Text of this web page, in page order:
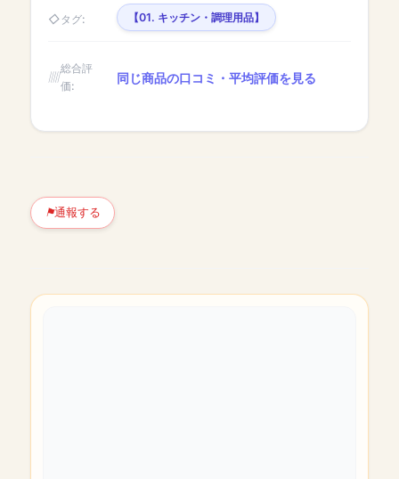
タグ: 【01. キッチン・調理用品】
総合評
価:
同じ商品の口コミ・平均評価を見る
通報する